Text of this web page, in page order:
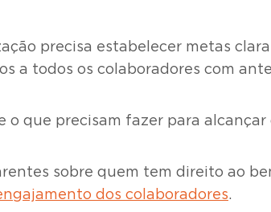
precisa estabelecer metas
a todos os colaboradores com
que precisam fazer para
sobre quem tem direito ao
dos colaboradores.